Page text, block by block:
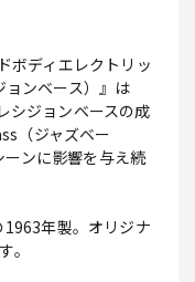
ボディエレクトリッ
ンベース）』は
シジョンベースの成
（ジャズベー
ンに影響を与え続
年製。オリジナ
。